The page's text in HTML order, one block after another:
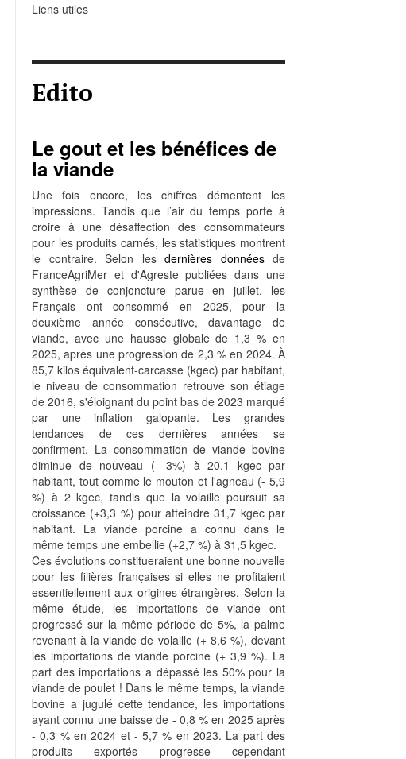
Liens utiles
Edito
Le gout et les bénéfices de
la viande
Une fois encore, les chiffres démentent les
impressions. Tandis que l’air du temps porte à
croire à une désaffection des consommateurs
pour les produits carnés, les statistiques montrent
le contraire. Selon les dernières donnéesde
FranceAgriMer et d'Agreste publiées dans une
synthèse de conjoncture parue en juillet, les
Français ont consommé en 2025, pour la
deuxième année consécutive, davantage de
viande, avec une hausse globale de 1,3 % en
2025, après une progression de 2,3 % en 2024. À
85,7 kilos équivalent-carcasse (kgec) par habitant,
le niveau de consommation retrouve son étiage
de 2016, s'éloignant du point bas de 2023 marqué
par une inflation galopante. Les grandes
tendances de ces dernières années se
confirment. La consommation de viande bovine
diminue de nouveau (- 3%) à 20,1 kgec par
habitant, tout comme le mouton et l'agneau (- 5,9
%) à 2 kgec, tandis que la volaille poursuit sa
croissance (+3,3 %) pour atteindre 31,7 kgec par
habitant. La viande porcine a connu dans le
même temps une embellie (+2,7 %) à 31,5 kgec.
Ces évolutions constitueraient une bonne nouvelle
pour les filières françaises si elles ne profitaient
essentiellement aux origines étrangères. Selon la
même étude, les importations de viande ont
progressé sur la même période de 5%, la palme
revenant à la viande de volaille (+ 8,6 %), devant
les importations de viande porcine (+ 3,9 %). La
part des importations a dépassé les 50% pour la
viande de poulet ! Dans le même temps, la viande
bovine a jugulé cette tendance, les importations
ayant connu une baisse de - 0,8 % en 2025 après
- 0,3 % en 2024 et - 5,7 % en 2023. La part des
produits exportés progresse cependant